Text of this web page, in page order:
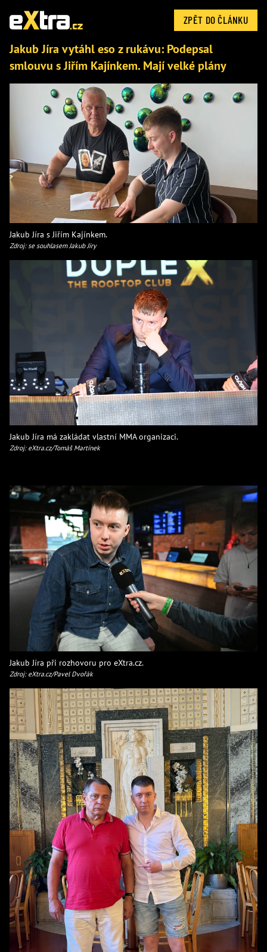
ZPĚT DO ČLÁNKU
Jakub Jíra vytáhl eso z rukávu: Podepsal
smlouvu s Jiřím Kajínkem. Mají velké plány
Jakub Jíra s Jiřím Kajínkem.
Zdroj: se souhlasem Jakub Jíry
Jakub Jíra má zakládat vlastní MMA organizaci.
Zdroj: eXtra.cz/Tomáš Martínek
Jakub Jíra při rozhovoru pro eXtra.cz.
Zdroj: eXtra.cz/Pavel Dvořák